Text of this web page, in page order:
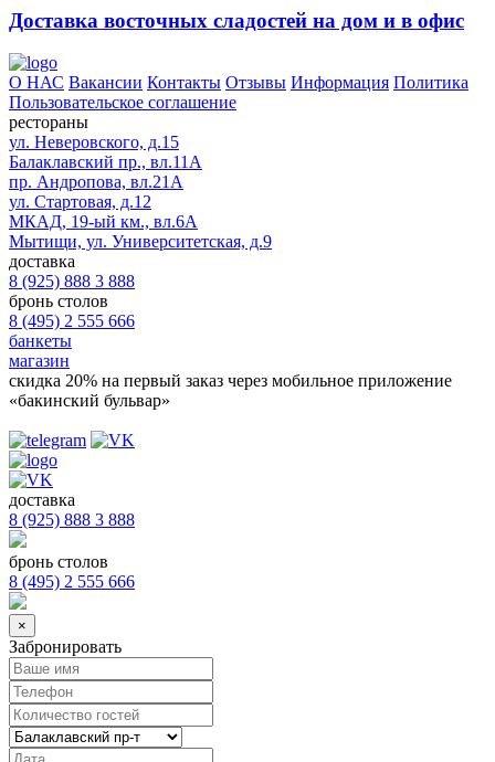
Доставка восточных сладостей на дом и в офис
О НАС Вакансии Контакты Отзывы Информация Политика
Пользовательское соглашение
рестораны
ул. Неверовского, д.15
Балаклавский пр., вл.11А
пр. Андропова, вл.21А
ул. Стартовая, д.12
МКАД, 19-ый км., вл.6А
Мытищи, ул. Университетская, д.9
доставка
8 (925) 888 3 888
бронь столов
8 (495) 2 555 666
банкеты
магазин
скидка 20% на первый заказ через мобильное приложение
«бакинский бульвар»
доставка
8 (925) 888 3 888
бронь столов
8 (495) 2 555 666
×
Забронировать